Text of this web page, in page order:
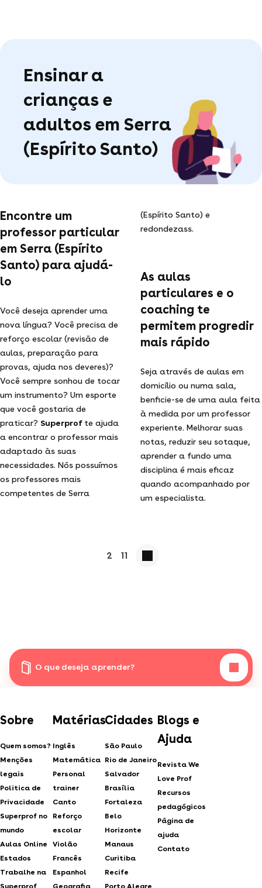
Ensinar a
crianças e
adultos em Serra
(Espírito Santo)
Encontre um
professor particular
em Serra (Espírito
Santo) para ajudá-
lo
Você deseja aprender uma
nova língua? Você precisa de
reforço escolar (revisão de
aulas, preparação para
provas, ajuda nos deveres)?
Você sempre sonhou de tocar
um instrumento? Um esporte
que você gostaria de
praticar? Superprof te ajuda
a encontrar o professor mais
adaptado às suas
necessidades. Nós possuímos
os professores mais
competentes de Serra
(Espírito Santo) e
redondezass.
As aulas
particulares e o
coaching te
permitem progredir
mais rápido
Seja através de aulas em
domicílio ou numa sala,
benficie-se de uma aula feita
à medida por um professor
experiente. Melhorar suas
notas, reduzir seu sotaque,
aprender a fundo uma
disciplina é mais eficaz
quando acompanhado por
um especialista.
2 11
O que deseja aprender?
Sobre
Quem somos?
Menções
legais
Politica de
Privacidade
Superprof no
mundo
Aulas Online
Estados
Trabalhe na
Superprof
Matérias
Inglês
Matemática
Personal
trainer
Canto
Reforço
escolar
Violão
Francês
Espanhol
Geografia
Cidades
São Paulo
Rio de Janeiro
Salvador
Brasília
Fortaleza
Belo
Horizonte
Manaus
Curitiba
Recife
Porto Alegre
Blogs e
Ajuda
Revista We
Love Prof
Recursos
pedagógicos
Página de
ajuda
Contato